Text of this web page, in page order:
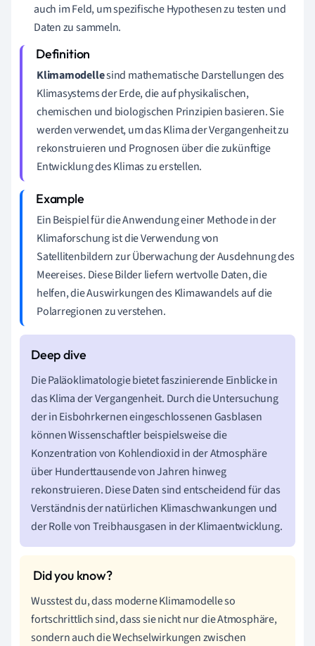
auch im Feld, um spezifische Hypothesen zu testen und
Daten zu sammeln.
Klimamodellesind mathematische Darstellungen des
Klimasystems der Erde, die auf physikalischen,
chemischen und biologischen Prinzipien basieren. Sie
werden verwendet, um das Klima der Vergangenheit zu
rekonstruieren und Prognosen über die zukünftige
Entwicklung des Klimas zu erstellen.
Ein Beispiel für die Anwendung einer Methode in der
Klimaforschung ist die Verwendung von
Satellitenbildern zur Überwachung der Ausdehnung des
Meereises. Diese Bilder liefern wertvolle Daten, die
helfen, die Auswirkungen des Klimawandels auf die
Polarregionen zu verstehen.
Die Paläoklimatologie bietet faszinierende Einblicke in
das Klima der Vergangenheit. Durch die Untersuchung
der in Eisbohrkernen eingeschlossenen Gasblasen
können Wissenschaftler beispielsweise die
Konzentration von Kohlendioxid in der Atmosphäre
über Hunderttausende von Jahren hinweg
rekonstruieren. Diese Daten sind entscheidend für das
Verständnis der natürlichen Klimaschwankungen und
der Rolle von Treibhausgasen in der Klimaentwicklung.
Wusstest du, dass moderne Klimamodelle so
fortschrittlich sind, dass sie nicht nur die Atmosphäre,
sondern auch die Wechselwirkungen zwischen